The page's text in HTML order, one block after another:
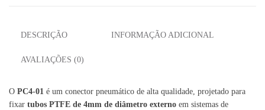
DESCRIÇÃO INFORMAÇÃO ADICIONAL
AVALIAÇÕES (0)
O PC4-01 é um conector pneumático de alta qualidade, projetado para
fixar tubos PTFE de 4mm de diâmetro externo em sistemas de